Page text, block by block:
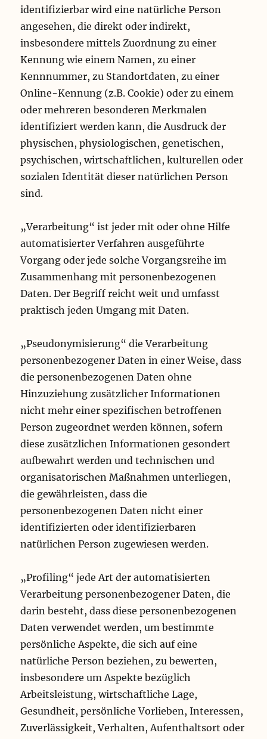
identifizierbar wird eine natürliche Person
angesehen, die direkt oder indirekt,
insbesondere mittels Zuordnung zu einer
Kennung wie einem Namen, zu einer
Kennnummer, zu Standortdaten, zu einer
Online-Kennung (z.B. Cookie) oder zu einem
oder mehreren besonderen Merkmalen
identifiziert werden kann, die Ausdruck der
physischen, physiologischen, genetischen,
psychischen, wirtschaftlichen, kulturellen oder
sozialen Identität dieser natürlichen Person
sind.
„Verarbeitung“ ist jeder mit oder ohne Hilfe
automatisierter Verfahren ausgeführte
Vorgang oder jede solche Vorgangsreihe im
Zusammenhang mit personenbezogenen
Daten. Der Begriff reicht weit und umfasst
praktisch jeden Umgang mit Daten.
„Pseudonymisierung“ die Verarbeitung
personenbezogener Daten in einer Weise, dass
die personenbezogenen Daten ohne
Hinzuziehung zusätzlicher Informationen
nicht mehr einer spezifischen betroffenen
Person zugeordnet werden können, sofern
diese zusätzlichen Informationen gesondert
aufbewahrt werden und technischen und
organisatorischen Maßnahmen unterliegen,
die gewährleisten, dass die
personenbezogenen Daten nicht einer
identifizierten oder identifizierbaren
natürlichen Person zugewiesen werden.
„Profiling“ jede Art der automatisierten
Verarbeitung personenbezogener Daten, die
darin besteht, dass diese personenbezogenen
Daten verwendet werden, um bestimmte
persönliche Aspekte, die sich auf eine
natürliche Person beziehen, zu bewerten,
insbesondere um Aspekte bezüglich
Arbeitsleistung, wirtschaftliche Lage,
Gesundheit, persönliche Vorlieben, Interessen,
Zuverlässigkeit, Verhalten, Aufenthaltsort oder